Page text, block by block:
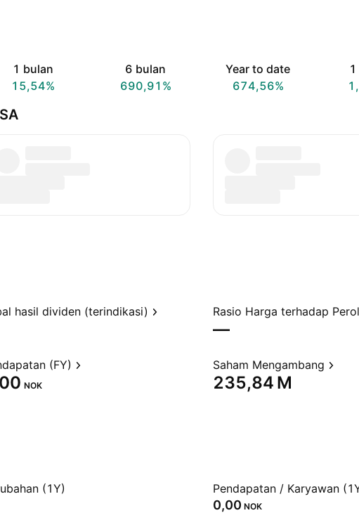
1 bulan
15,54%
6 bulan
690,91%
Year to date
674,56%
hasil dividen (terindikasi)
—
(FY)
NOK
Saham Mengambang
‪235,84 M‬
(1Y) Pendapatan / Karyawan
0,00 NOK